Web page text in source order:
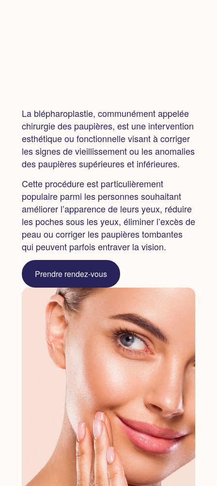
La blépharoplastie, communément appelée
chirurgie des paupières, est une intervention
esthétique ou fonctionnelle visant à corriger
les signes de vieillissement ou les anomalies
des paupières supérieures et inférieures.
Cette procédure est particulièrement
populaire parmi les personnes souhaitant
améliorer l’apparence de leurs yeux, réduire
les poches sous les yeux, éliminer l’excès de
peau ou corriger les paupières tombantes
qui peuvent parfois entraver la vision.
Prendre rendez-vous